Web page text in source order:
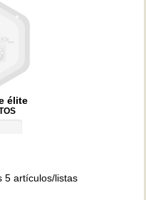
élite
5 artículos/listas